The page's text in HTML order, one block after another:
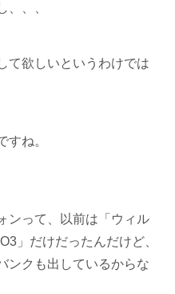
、、、
て欲しいというわけでは
すね。
ンって、以前は「ウィル
」だけだったんだけど、
ンクも出しているからな